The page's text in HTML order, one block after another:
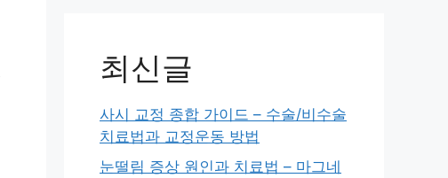
최신글
사시 교정 종합 가이드 – 수술/비수술
치료법과 교정운동 방법
눈떨림 증상 원인과 치료법 – 마그네